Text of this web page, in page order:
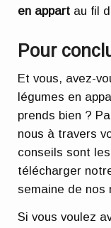
en appart au fil
Pour
Et vous, avez-
légumes en
prends bien ?
nous à travers
conseils sont
télécharger
semaine de nos
Si vous voulez